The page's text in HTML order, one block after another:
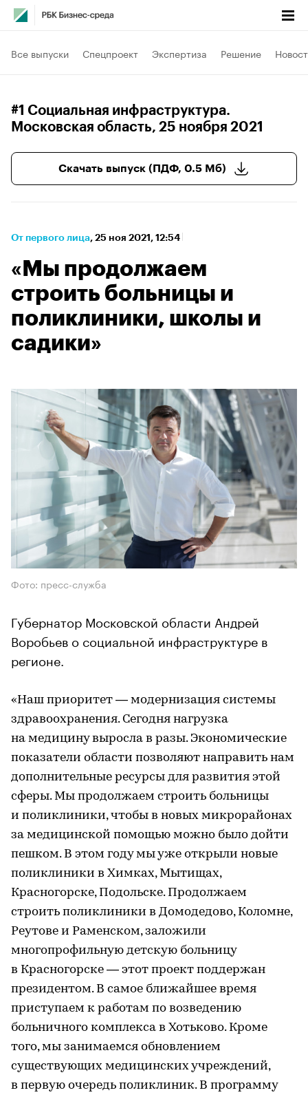
Все выпуски Спецпроект Экспертиза Решение
#1 Социальная инфраструктура.
Московская область, 25 ноября 2021
Скачать выпуск (ПДФ, 0.5 Мб)
От первого лица⁠, 25 ноя 2021, 12:54
«Мы продолжаем
строить больницы и
поликлиники, школы и
садики»
Фото: пресс-служба
Губернатор Московской области Андрей
Воробьев о социальной инфраструктуре в
регионе.
«Наш приоритет — модернизация системы
здравоохранения. Сегодня нагрузка
на медицину выросла в разы. Экономические
показатели области позволяют направить нам
дополнительные ресурсы для развития этой
сферы. Мы продолжаем строить больницы
и поликлиники, чтобы в новых микрорайонах
за медицинской помощью можно было дойти
пешком. В этом году мы уже открыли новые
поликлиники в Химках, Мытищах,
Красногорске, Подольске. Продолжаем
строить поликлиники в Домодедово, Коломне,
Реутове и Раменском, заложили
многопрофильную детскую больницу
в Красногорске — этот проект поддержан
президентом. В самое ближайшее время
приступаем к работам по возведению
больничного комплекса в Хотьково. Кроме
того, мы занимаемся обновлением
существующих медицинских учреждений,
в первую очередь поликлиник. В программу